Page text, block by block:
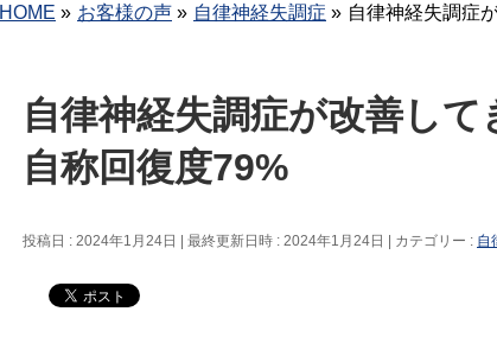
HOME » お客様の声 » 自律神経失調症 » 自律神経失調症
自律神経失調症が改善して
自称回復度79%
投稿日 : 2024年1月24日 最終更新日時 : 2024年1月24日 カテゴリー : 自